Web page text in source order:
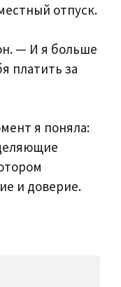
отпуск.
— И я больше
платить за
я поняла:
и доверие.